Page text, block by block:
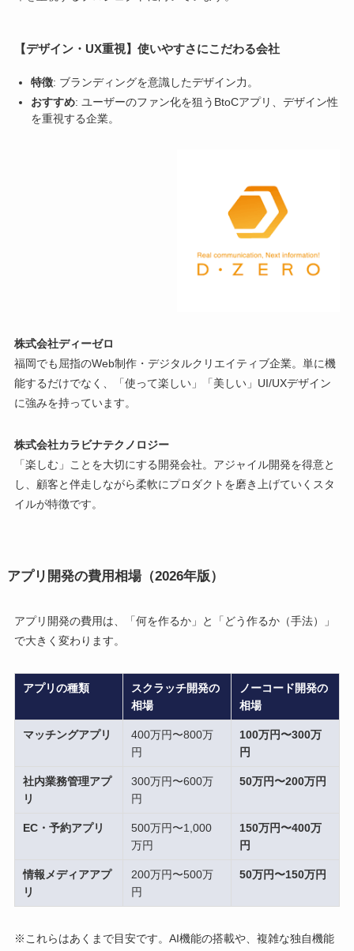
【デザイン・UX重視】使いやすさにこだわる会社
特徴: ブランディングを意識したデザイン力。
おすすめ: ユーザーのファン化を狙うBtoCアプリ、デザイン性
を重視する企業。
株式会社ディーゼロ
福岡でも屈指のWeb制作・デジタルクリエイティブ企業。単に機
能するだけでなく、「使って楽しい」「美しい」UI/UXデザイン
に強みを持っています。
株式会社カラビナテクノロジー
「楽しむ」ことを大切にする開発会社。アジャイル開発を得意と
し、顧客と伴走しながら柔軟にプロダクトを磨き上げていくスタ
イルが特徴です。
アプリ開発の費用相場（2026年版）
アプリ開発の費用は、「何を作るか」と「どう作るか（手法）」
で大きく変わります。
アプリの種類
スクラッチ開発の
相場
ノーコード開発の
相場
マッチングアプリ
400万円〜800万
円
100万円〜300万
円
社内業務管理アプ
リ
300万円〜600万
円
50万円〜200万円
EC・予約アプリ
500万円〜1,000
万円
150万円〜400万
円
情報メディアアプ
リ
200万円〜500万
円
50万円〜150万円
※これらはあくまで目安です。AI機能の搭載や、複雑な独自機能